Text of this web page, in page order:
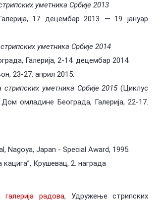
уметника Србије 2013
17. децембар 2013. — 19. јануар
уметника Србије 2014
Галерија, 2-14. децембар 2014.
23-27. април 2015.
уметника Србије 2015(Циклус
омладине Београда, Галерија, 22-17.
Japan - Special Award, 1995.
Крушевац, 2. награда
радова, Удружење стрипских